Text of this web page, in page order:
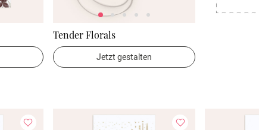
Tender Florals
Jetzt gestalten